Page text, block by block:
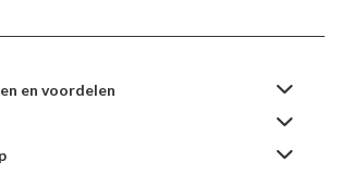
en voordelen